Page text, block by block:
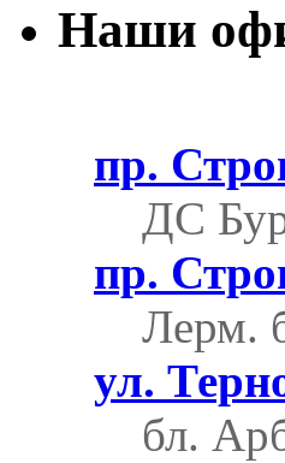
Наши
пр.
ДС
пр.
Лерм.
ул.
бл.